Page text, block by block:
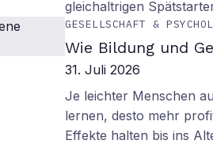
gleichaltrigen
GESELLSCHAFT &
Wie Bildung und
31. Juli 2026
Je leichter Menschen
lernen, desto mehr
Effekte halten bis ins